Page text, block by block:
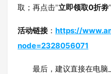
取；再点击"立即领取0折劵
活动链接： https://
node=2328056071
最后，建议直接在电脑